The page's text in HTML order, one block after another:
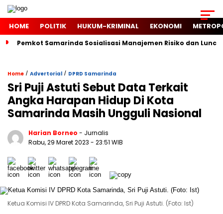
HOME POLITIK HUKUM-KRIMINAL EKONOMI
Pemkot Samarinda Sosialisasi Manajemen Risiko dan
Home / Advertorial / DPRD Samarinda
Sri Puji Astuti Sebut Data Terkait
Angka Harapan Hidup Di Kota
Samarinda Masih Ungguli Nasional
Harian Borneo - Jurnalis
Rabu, 29 Maret 2023 - 23:51 WIB
Ketua Komisi IV DPRD Kota Samarinda, Sri Puji Astuti. (Foto: Ist)